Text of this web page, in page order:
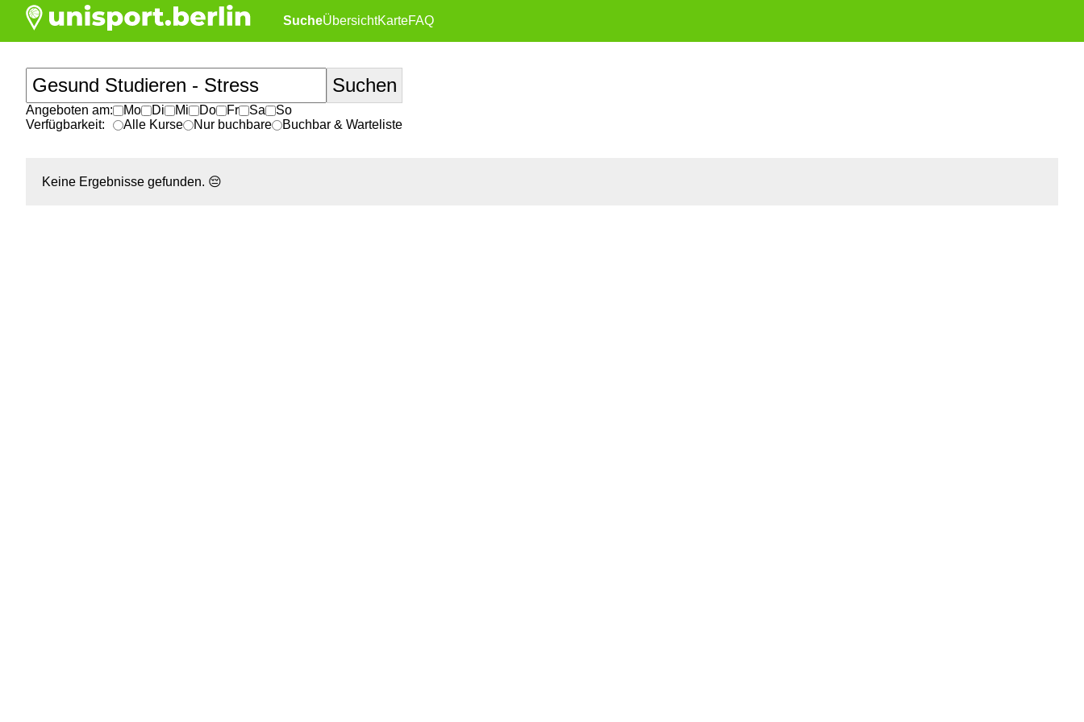
SucheÜbersichtKarteFAQ
Angeboten am: Mo Di Mi Do Fr Sa
So
Verfügbarkeit:
Alle Kurse Nur buchbare Buchbar & Warteliste
Keine Ergebnisse gefunden. 😔